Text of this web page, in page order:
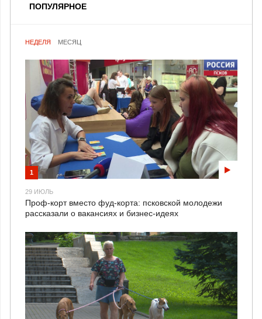
ПОПУЛЯРНОЕ
НЕДЕЛЯ МЕСЯЦ
1
29 ИЮЛЬ
Проф-корт вместо фуд-корта: псковской молодежи
рассказали о вакансиях и бизнес-идеях